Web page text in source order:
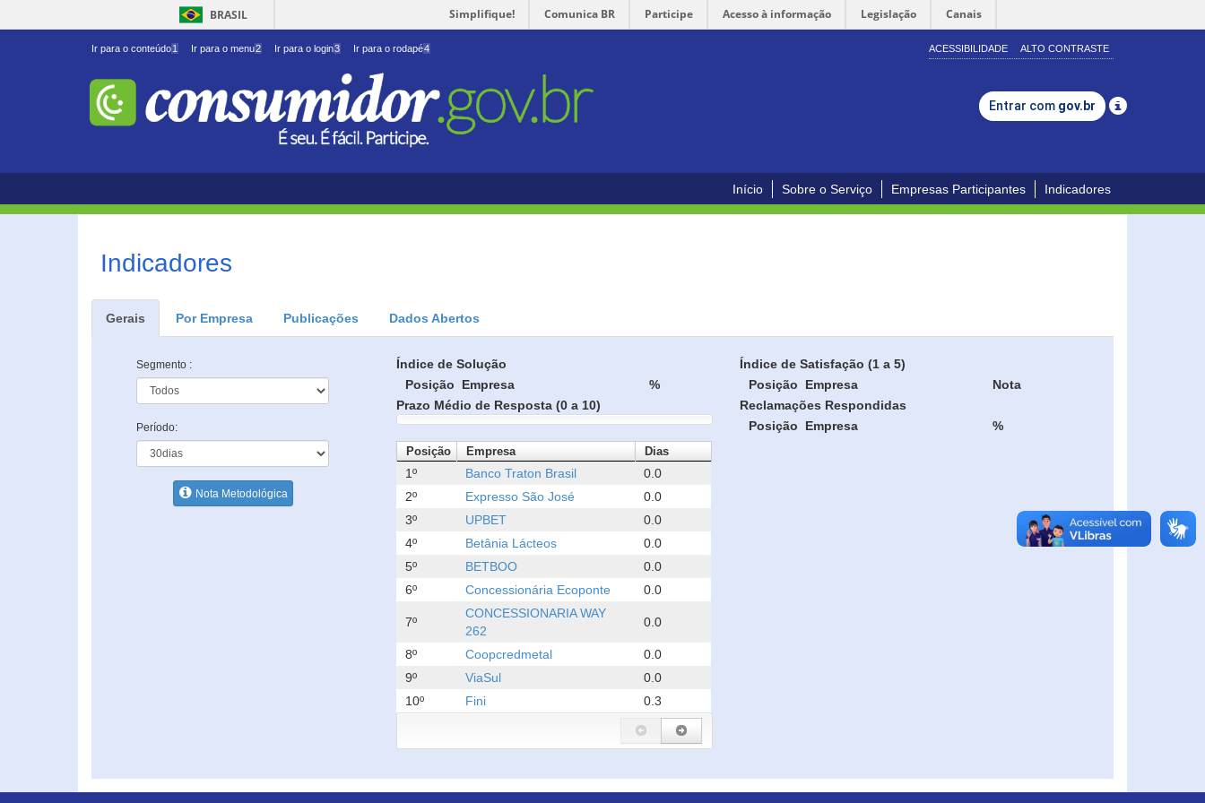
BRASIL Simplifique! Comunica BR Participe Acesso à informação Legislação Canais
Ir para o conteúdo1 Ir para o menu2 Ir para o login3 Ir para o rodapé4 ACESSIBILIDADE ALTO CONTRASTE
Entrar com gov.br
Início Sobre o Serviço Empresas Participantes Indicadores
Indicadores
Gerais Por Empresa Publicações Dados Abertos
Segmento :
Período:
Nota Metodológica
Índice de Solução
Posição
Empresa %
Índice de Satisfação (1 a 5)
Posição
Empresa
Nota
Prazo Médio de Resposta (0 a 10)
Posição Empresa Dias
1º Banco Traton Brasil
0.0
2º
Expresso São José
0.0
3º
UPBET
0.0
4º
Betânia Lácteos
0.0
5º
BETBOO
0.0
6º
Concessionária Ecoponte 0.0
7º
CONCESSIONARIA WAY
262
0.0
8º Coopcredmetal
0.0
9º
ViaSul
0.0
10º
Fini 0.3
Reclamações Respondidas
Posição
Empresa %